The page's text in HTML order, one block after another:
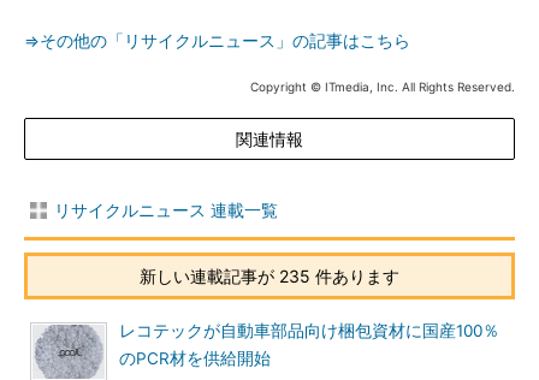
⇒その他の「リサイクルニュース」の記事はこちら
Copyright © ITmedia, Inc. All Rights Reserved.
関連情報
リサイクルニュース 連載一覧
新しい連載記事が 235 件あります
レコテックが自動車部品向け梱包資材に国産100％
のPCR材を供給開始